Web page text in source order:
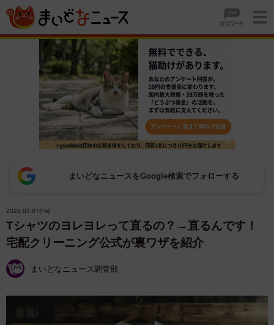
まいどなニュースをGoogle検索でフォローする
2025.03.07(Fri)
Tシャツのヨレヨレって直るの？→直るんです！
宅配クリーニング公式が裏ワザを紹介
まいどなニュース調査部